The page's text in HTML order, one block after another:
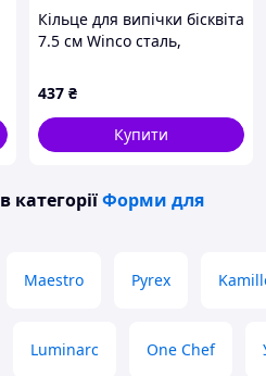
Кільце для випічки бісквіта
7.5 см Winco сталь,
437 ₴
Купити
в категоріїФорми для
Maestro Pyrex
Luminarc One Chef